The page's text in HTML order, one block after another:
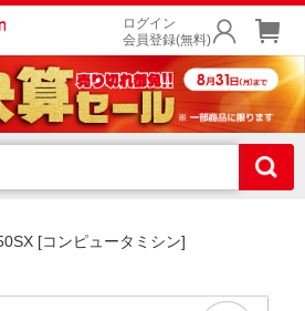
ログイン
会員登録(無料)
[コンピュータミシン]